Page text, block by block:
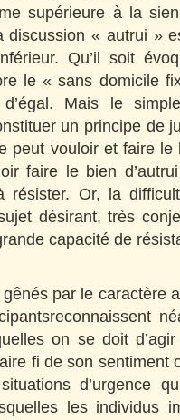
supérieure à la
discussion « autrui »
Qu’il soit
le « sans domicile
Mais le
un principe de
peut vouloir et faire le
faire le bien
résister. Or, la
désirant, très
capacité de
par le caractère
on se doit d’agir
fi de son sentiment
d’urgence
les individus